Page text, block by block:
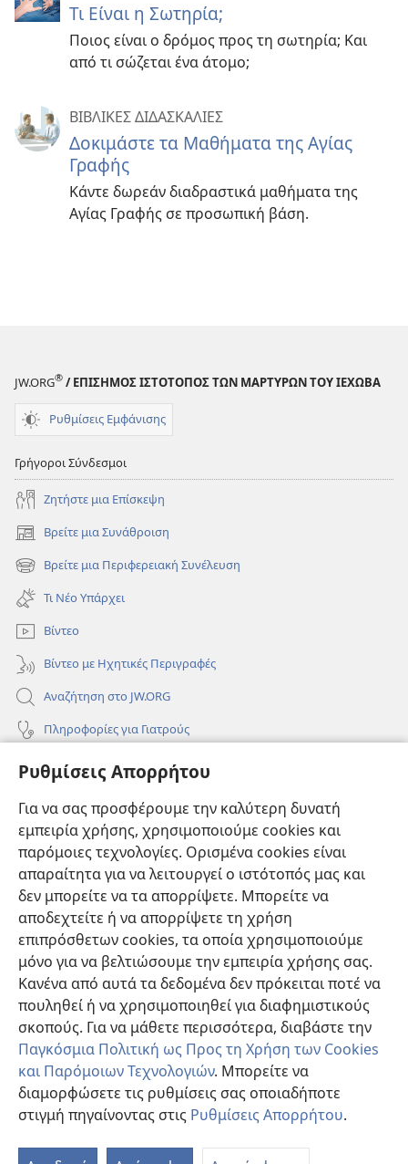
Ρυθμίσεις Απορρήτου
Για να σας προσφέρουμε την καλύτερη δυνατή
εμπειρία χρήσης, χρησιμοποιούμε cookies και
παρόμοιες τεχνολογίες. Ορισμένα cookies είναι
απαραίτητα για να λειτουργεί ο ιστότοπός μας και
δεν μπορείτε να τα απορρίψετε. Μπορείτε να
αποδεχτείτε ή να απορρίψετε τη χρήση
επιπρόσθετων cookies, τα οποία χρησιμοποιούμε
μόνο για να βελτιώσουμε την εμπειρία χρήσης σας.
Κανένα από αυτά τα δεδομένα δεν πρόκειται ποτέ να
πουληθεί ή να χρησιμοποιηθεί για διαφημιστικούς
σκοπούς. Για να μάθετε περισσότερα, διαβάστε την
Παγκόσμια Πολιτική ως Προς τη Χρήση των Cookies
και Παρόμοιων Τεχνολογιών. Μπορείτε να
διαμορφώσετε τις ρυθμίσεις σας οποιαδήποτε
στιγμή πηγαίνοντας στις Ρυθμίσεις Απορρήτου.
Τι Είναι η Σωτηρία;
Ποιος είναι ο δρόμος προς τη σωτηρία; Και
από τι σώζεται ένα άτομο;
ΒΙΒΛΙΚΕΣ ΔΙΔΑΣΚΑΛΙΕΣ
Δοκιμάστε τα Μαθήματα της Αγίας
Γραφής
Κάντε δωρεάν διαδραστικά μαθήματα της
Αγίας Γραφής σε προσωπική βάση.
JW.ORG® / ΕΠΙΣΗΜΟΣ ΙΣΤΟΤΟΠΟΣ ΤΩΝ ΜΑΡΤΥΡΩΝ ΤΟΥ ΙΕΧΩΒΑ
Ρυθμίσεις Εμφάνισης
Γρήγοροι Σύνδεσμοι
Ζητήστε μια Επίσκεψη
Βρείτε μια Συνάθροιση
(ανοίγει
νέο
παράθυρο)
Βρείτε μια Περιφερειακή Συνέλευση
(ανοίγει
νέο
παράθυρο)
Τι Νέο Υπάρχει
Βίντεο
Βίντεο με Ηχητικές Περιγραφές
Αναζήτηση στο JW.ORG
Πληροφορίες για Γιατρούς
Πληροφορίες για Επίσημους Φορείς και ΜΜΕ
Συνεισφορές
(ανοίγει
παράθυρο)ΔΙΑΔΙΚΤΥΑΚΗ ΒΙΒΛΙΟΘΗΚΗ της Σκοπιάς™
(ανοίγει
νέο
παράθυρο)
JW Hub ®
(ανοίγει
νέο
παράθυρο)JW Library®
Βιβλιοθήκη της Σκοπιάς
Copyright © 2026 Watch Tower Bible and Tract Society of Pennsylvania.
ΟΡΟΙ ΧΡΗΣΗΣ |ΠΟΛΙΤΙΚΗ ΑΠΟΡΡΗΤΟΥ |ΡΥΘΜΙΣΕΙΣ ΑΠΟΡΡΗΤΟΥ